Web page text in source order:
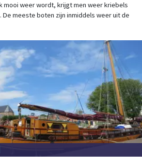
mooi weer wordt, krijgt men weer kriebels
De meeste boten zijn inmiddels weer uit de